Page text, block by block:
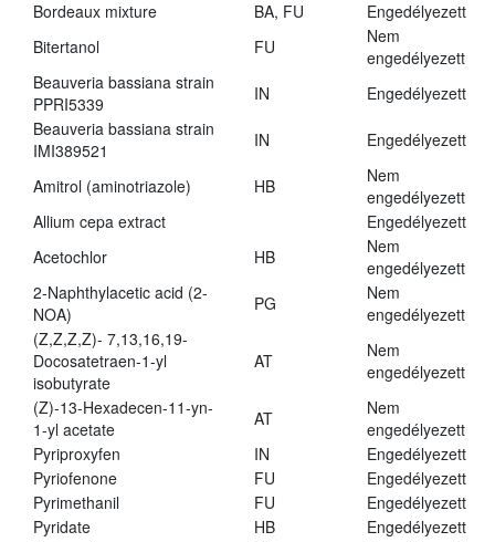
Bordeaux mixture BA, FU
Engedélyezett
Bitertanol
FU
Nem
engedélyezett
Beauveria bassiana strain
PPRI5339
IN
Engedélyezett
Beauveria bassiana strain
IMI389521
IN Engedélyezett
Amitrol (aminotriazole) HB
Nem
engedélyezett
Allium cepa extract
Engedélyezett
Acetochlor
HB
Nem
engedélyezett
2-Naphthylacetic acid (2-
NOA)
PG
Nem
engedélyezett
(Z,Z,Z,Z)- 7,13,16,19-
Docosatetraen-1-yl
isobutyrate
AT
Nem
engedélyezett
(Z)-13-Hexadecen-11-yn-
1-yl acetate
AT
Nem
engedélyezett
Pyriproxyfen
IN
Engedélyezett
Pyriofenone
FU
Engedélyezett
Pyrimethanil
FU
Engedélyezett
Pyridate
HB
Engedélyezett